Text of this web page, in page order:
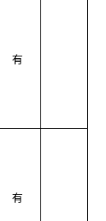
有
有